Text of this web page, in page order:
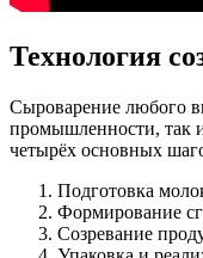
Технология
Сыроварение любого
промышленности, так
четырёх основных
Подготовка
Формирование
Созревание